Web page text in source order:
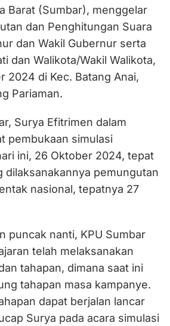
Barat (Sumbar), menggelar
dan Penghitungan Suara
dan Wakil Gubernur serta
dan Walikota/Wakil Walikota,
2024 di Kec. Batang Anai,
Pariaman.
Surya Efitrimen dalam
pembukaan simulasi
ini, 26 Oktober 2024, tepat
dilaksanakannya pemungutan
nasional, tepatnya 27
puncak nanti, KPU Sumbar
telah melaksanakan
tahapan, dimana saat ini
tahapan masa kampanye.
dapat berjalan lancar
Surya pada acara simulasi